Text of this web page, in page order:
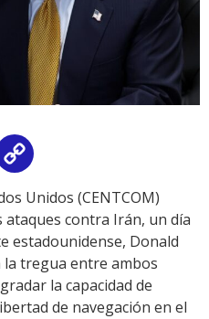
Link
Unidos (CENTCOM)
contra Irán, un día
estadounidense, Donald
tregua entre ambos
la capacidad de
de navegación en el